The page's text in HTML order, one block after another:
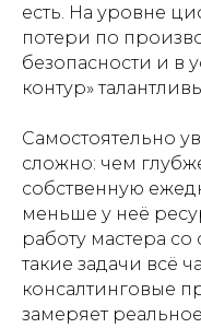
есть. На уровне
потери по
безопасности и в
контур»
Самостоятельно
сложно: чем
собственную
меньше у неё
работу мастера
такие задачи всё
консалтинговые
замеряет